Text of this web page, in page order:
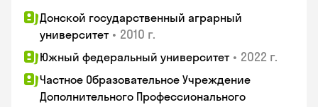
Донской государственный аграрный
университет • 2010 г.
Южный федеральный университет • 2022 г.
Частное Образовательное Учреждение
Дополнительного Профессионального